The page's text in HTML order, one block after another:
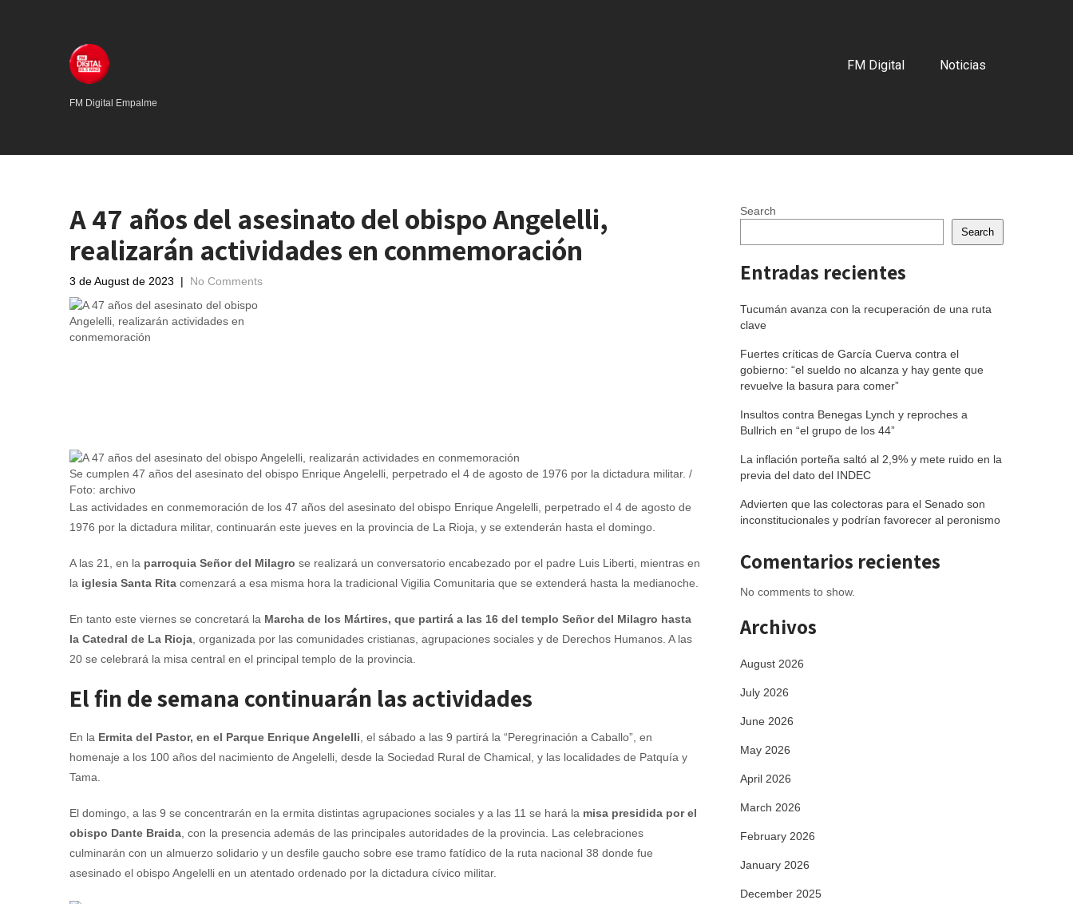
FM Digital Empalme
FM Digital Noticias
A 47 años del asesinato del obispo Angelelli,
realizarán actividades en conmemoración
3 de August de 2023 | No Comments
Se cumplen 47 años del asesinato del obispo Enrique Angelelli, perpetrado el 4 de agosto de 1976 por la dictadura militar. /
Foto: archivo
Las actividades en conmemoración de los 47 años del asesinato del obispo Enrique Angelelli, perpetrado el 4 de agosto de
1976 por la dictadura militar, continuarán este jueves en la provincia de La Rioja, y se extenderán hasta el domingo.
A las 21, en la parroquia Señor del Milagro se realizará un conversatorio encabezado por el padre Luis Liberti, mientras en
la iglesia Santa Rita comenzará a esa misma hora la tradicional Vigilia Comunitaria que se extenderá hasta la medianoche.
En tanto este viernes se concretará la Marcha de los Mártires, que partirá a las 16 del templo Señor del Milagro hasta
la Catedral de La Rioja, organizada por las comunidades cristianas, agrupaciones sociales y de Derechos Humanos. A las
20 se celebrará la misa central en el principal templo de la provincia.
El fin de semana continuarán las actividades
En la Ermita del Pastor, en el Parque Enrique Angelelli, el sábado a las 9 partirá la “Peregrinación a Caballo”, en
homenaje a los 100 años del nacimiento de Angelelli, desde la Sociedad Rural de Chamical, y las localidades de Patquía y
Tama.
El domingo, a las 9 se concentrarán en la ermita distintas agrupaciones sociales y a las 11 se hará la misa presidida por el
obispo Dante Braida, con la presencia además de las principales autoridades de la provincia. Las celebraciones
culminarán con un almuerzo solidario y un desfile gaucho sobre ese tramo fatídico de la ruta nacional 38 donde fue
asesinado el obispo Angelelli en un atentado ordenado por la dictadura cívico militar.
Search
Search
Entradas recientes
Tucumán avanza con la recuperación de una ruta
clave
Fuertes críticas de García Cuerva contra el
gobierno: “el sueldo no alcanza y hay gente que
revuelve la basura para comer”
Insultos contra Benegas Lynch y reproches a
Bullrich en “el grupo de los 44”
La inflación porteña saltó al 2,9% y mete ruido en la
previa del dato del INDEC
Advierten que las colectoras para el Senado son
inconstitucionales y podrían favorecer al peronismo
Comentarios recientes
No comments to show.
Archivos
August 2026
July 2026
June 2026
May 2026
April 2026
March 2026
February 2026
January 2026
December 2025